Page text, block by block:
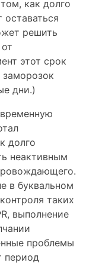
как долго
оставаться
решить
этот срок
заморозок
дни.)
долго
неактивным
в буквальном
таких
выполнение
проблемы
период